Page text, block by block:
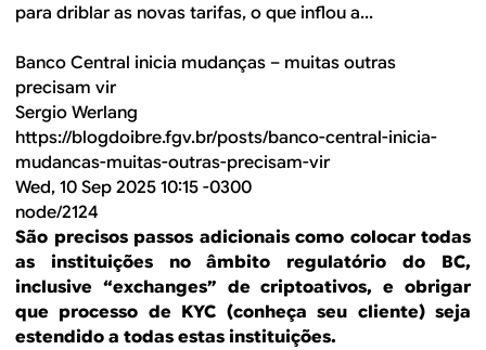
para driblar as novas tarifas, o que inflou a...
Banco Central inicia mudanças – muitas outras
precisam vir
Sergio Werlang
https://blogdoibre.fgv.br/posts/banco-central-inicia-
mudancas-muitas-outras-precisam-vir
Wed, 10 Sep 2025 10:15 -0300
node/2124
São precisos passos adicionais como colocar todas
as instituições no âmbito regulatório do BC,
inclusive “exchanges” de criptoativos, e obrigar
que processo de KYC (conheça seu cliente) seja
estendido a todas estas instituições.